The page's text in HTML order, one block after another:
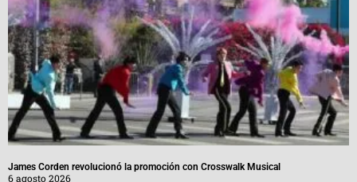
James Corden revolucionó la promoción con Crosswalk Musical
6 agosto 2026